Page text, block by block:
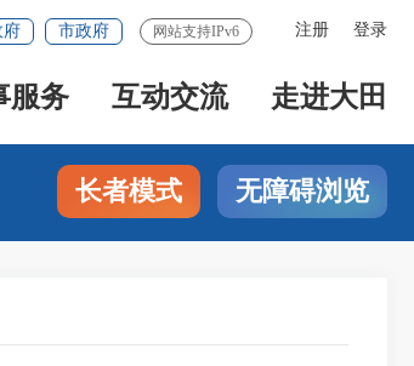
注册 登录
府 市政府 网站支持IPv6
服务 互动交流 走进大田
长者模式 无障碍浏览